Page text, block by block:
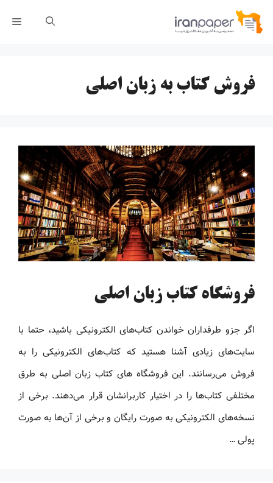
پرش
فروش کتاب به زبان اصلی
فروشگاه کتاب زبان اصلی
اگر جزو طرفداران خواندن کتاب‌های الکترونیکی باشید، حتما با
سایت‌های زیادی آشنا هستید که کتاب‌های الکترونیکی را به
فروش می‌رسانند. این فروشگاه های کتاب زبان اصلی به طرق
مختلفی کتاب‌ها را در اختیار کاربرانشان قرار می‌دهند. برخی از
نسخه‌های الکترونیکی به صورت رایگان و برخی از آن‌ها به صورت
پولی …